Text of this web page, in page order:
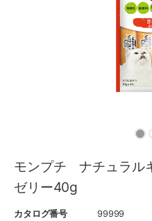
モンプチ ナチュラル
ゼリー40g
カタログ番号
99999